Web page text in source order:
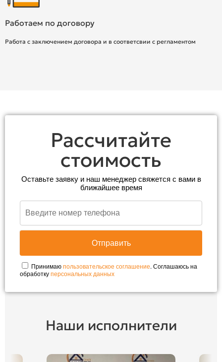
Работаем по договору
Работа с заключением договора и в соответсвии с регламентом
Рассчитайте
стоимость
Оставьте заявку и наш менеджер свяжется с вами в
ближайшее время
Принимаюпользовательское соглашение. Соглашаюсь на
обработкуперсональных данных
Наши исполнители